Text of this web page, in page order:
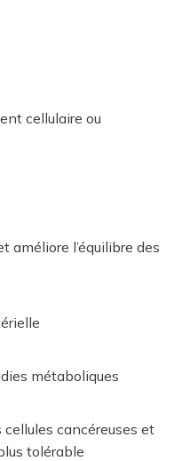
cellulaire ou
améliore l’équilibre des
métaboliques
cancéreuses et
tolérable